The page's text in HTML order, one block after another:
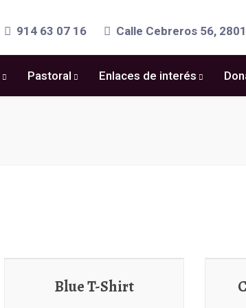
914 63 07 16 Calle Cebreros 56,
Pastoral Enlaces de interés
Blue T-Shirt